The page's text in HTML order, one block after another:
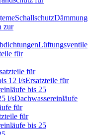
Schallschutz
zur
Lüftungsventile
für
für
12 l/sErsatzteile für
bis 25
l/sDachwassereinläufe
für
für
bis 25